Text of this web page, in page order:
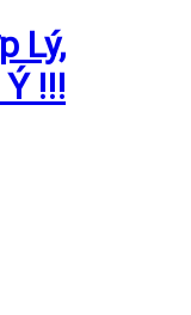
Lý,
!!!